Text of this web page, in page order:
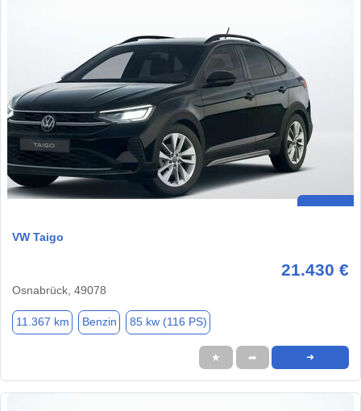
VW Taigo
21.430 €
Osnabrück, 49078
11.367 km Benzin 85 kw (116 PS)
★ ➦ ➜